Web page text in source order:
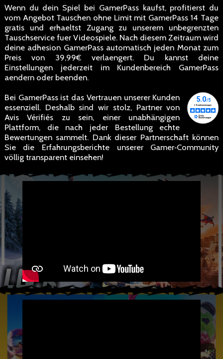
Wenn du dein Spiel bei GamerPass kaufst, profitierst du
vom Angebot Tauschen ohne Limit mit GamerPass 14 Tage
gratis und erhaeltst Zugang zu unserem unbegrenzten
Tauschservice fuer Videospiele. Nach diesem Zeitraum wird
deine adhesion GamerPass automatisch jeden Monat zum
Preis von 39,99€ verlaengert. Du kannst deine
Einstellungen jederzeit im Kundenbereich GamerPass
aendern oder beenden.
Bei GamerPass ist das Vertrauen unserer Kunden
essenziell. Deshalb sind wir stolz, Partner von
Avis Vérifiés zu sein, einer unabhängigen
Plattform, die nach jeder Bestellung echte
Bewertungen sammelt. Dank dieser Partnerschaft können
Sie die Erfahrungsberichte unserer Gamer‑Community
völlig transparent einsehen!